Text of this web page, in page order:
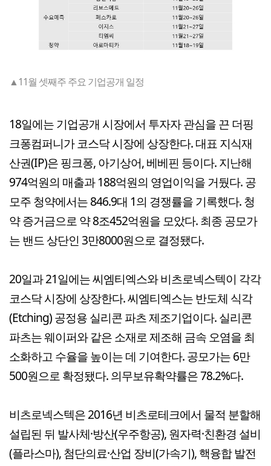
▲11월 셋째주 주요 기업공개 일정
18일에는 기업공개 시장에서 투자자 관심을 끈 더핑
크퐁컴퍼니가 코스닥 시장에 상장한다. 대표 지식재
산권(IP)은 핑크퐁, 아기상어, 베베핀 등이다. 지난해
974억원의 매출과 188억원의 영업이익을 거뒀다. 공
모주 청약에서는 846.9대 1의 경쟁률을 기록했다. 청
약 증거금으로 약 8조452억원을 모았다. 최종 공모가
는 밴드 상단인 3만8000원으로 결정됐다.
20일과 21일에는 씨엠티엑스와 비츠로넥스텍이 각각
코스닥 시장에 상장한다. 씨엠티엑스는 반도체 식각
(Etching) 공정용 실리콘 파츠 제조기업이다. 실리콘
파츠는 웨이퍼와 같은 소재로 제조해 금속 오염을 최
소화하고 수율을 높이는 데 기여한다. 공모가는 6만
500원으로 확정됐다. 의무보유확약률은 78.2%다.
비츠로넥스텍은 2016년 비츠로테크에서 물적 분할해
설립된 뒤 발사체·방산(우주항공), 원자력·친환경 설비
(플라스마), 첨단의료·산업 장비(가속기), 핵융합 발전